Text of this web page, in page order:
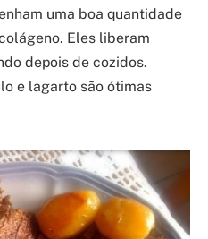
uma boa quantidade
Eles liberam
depois de cozidos.
e lagarto são ótimas